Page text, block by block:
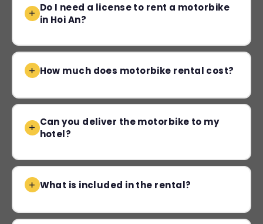
Do I need a license to rent a motorbike
in Hoi An?
How much does motorbike rental cost?
Can you deliver the motorbike to my
hotel?
What is included in the rental?